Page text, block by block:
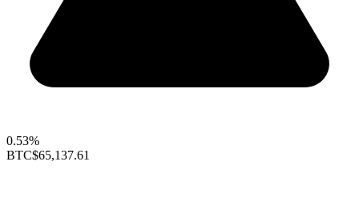
0.53%
BTC$65,137.61